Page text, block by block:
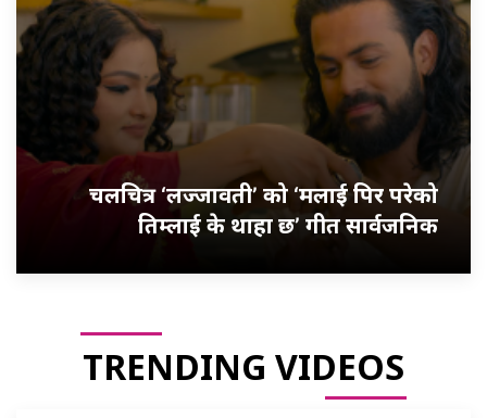
चलचित्र ‘लज्जावती’ को ‘मलाई पिर परेको
तिम्लाई के थाहा छ’ गीत सार्वजनिक
TRENDING VIDEOS